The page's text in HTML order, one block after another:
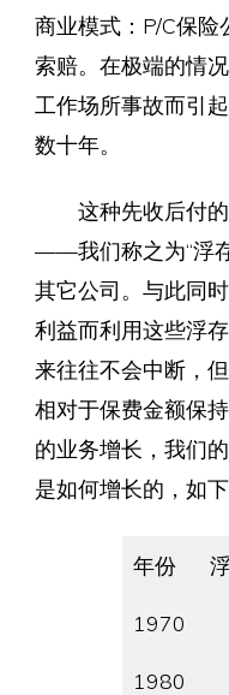
商业模式：P/C保
索赔。在极端的情
工作场所事故而引
数十年。
这种先收后付的
——我们称之为“浮
其它公司。与此同
利益而利用这些浮
来往往不会中断，
相对于保费金额保
的业务增长，我们
是如何增长的，如下
年份
1970
1980